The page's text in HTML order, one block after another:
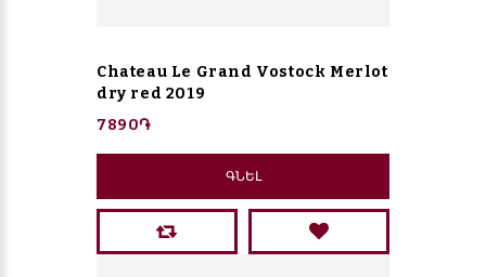
Chateau Le Grand Vostock Merlot
dry red 2019
7890֏
ԳՆԵԼ